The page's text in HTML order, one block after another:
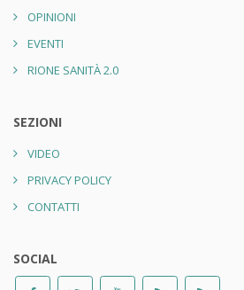
OPINIONI
EVENTI
RIONE SANITÀ 2.0
SEZIONI
VIDEO
PRIVACY POLICY
CONTATTI
SOCIAL